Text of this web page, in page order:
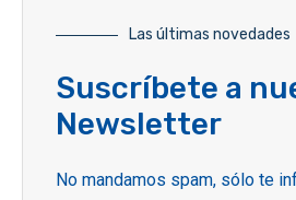
Las últimas novedades
Suscríbete a
Newsletter
No mandamos spam, sólo te